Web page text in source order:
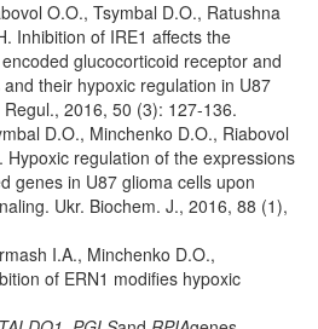
O.O., Tsymbal D.O., Ratushna
Inhibition of IRE1 affects the
glucocorticoid receptor and
their hypoxic regulation in U87
2016, 50 (3): 127-136.
D.O., Minchenko D.O., Riabovol
Hypoxic regulation of the expressions
genes in U87 glioma cells upon
Ukr. Biochem. J., 2016, 88 (1),
I.A., Minchenko D.O.,
of ERN1 modifies hypoxic